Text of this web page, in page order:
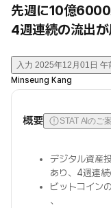
先週に10億
4週連続の流出
入力 2025年12月01日 午
Minseung Kang
概要 STAT AIのご
デジタル資産
あり、4週連続
ビットコイン
、